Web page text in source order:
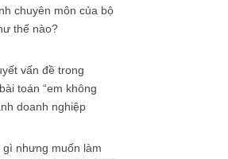
chuyên môn của bộ
thế nào?
vấn đề trong
toán “em không
doanh nghiệp
nhưng muốn làm